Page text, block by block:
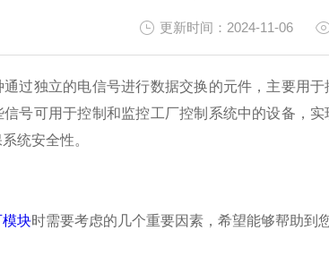
更新时间：2024-11-06
独立的电信号进行数据交换的元件，主要用于
号可用于控制和监控工厂控制系统中的设备，
统安全性。
块时需要考虑的几个重要因素，希望能够帮助到您